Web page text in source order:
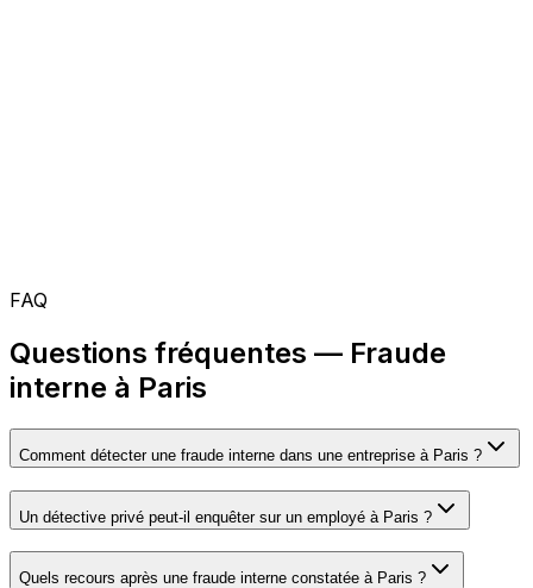
FAQ
Questions fréquentes — Fraude
interne à Paris
Comment détecter une fraude interne dans une entreprise à Paris ?
Un détective privé peut-il enquêter sur un employé à Paris ?
Quels recours après une fraude interne constatée à Paris ?